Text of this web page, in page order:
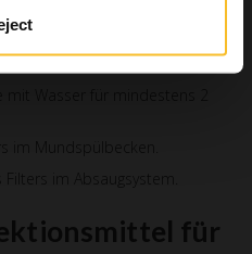
mit hochwirksamem
im Absaugsystem.
für